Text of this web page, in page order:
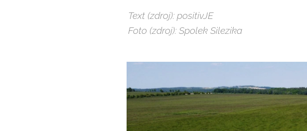
Text (zdroj): positivJE
Foto (zdroj): Spolek Silezika